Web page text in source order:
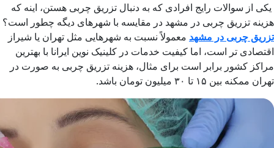
یکی از سوالات رایج افرادی که به دنبال تزریق چربی هستن، اینه که
هزینه تزریق چربی در مشهد در مقایسه با شهرهای دیگه چطور است؟
تزریق چربی در مشهد معمولاً نسبت به شهرهایی مثل تهران یا شیراز
اقتصادی تر است، اما کیفیت خدمات در کلینیک نوین ایرانا با بهترین
مراکز کشور برابر است برای مثال، هزینه تزریق چربی به صورت در
تهران ممکنه بین ۱۵ تا ۳۰ میلیون تومان باشد.